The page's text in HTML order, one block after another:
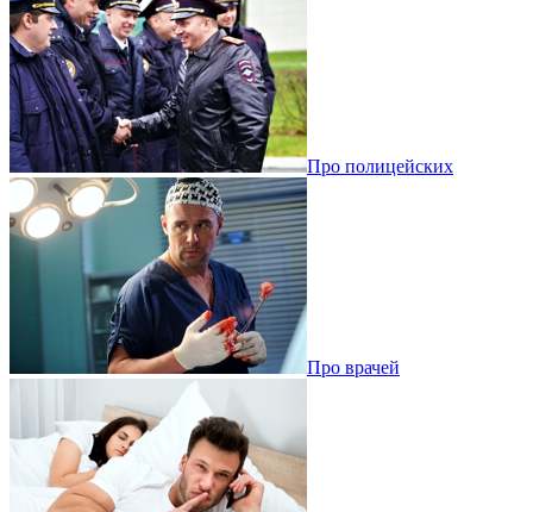
Про полицейских
Про врачей